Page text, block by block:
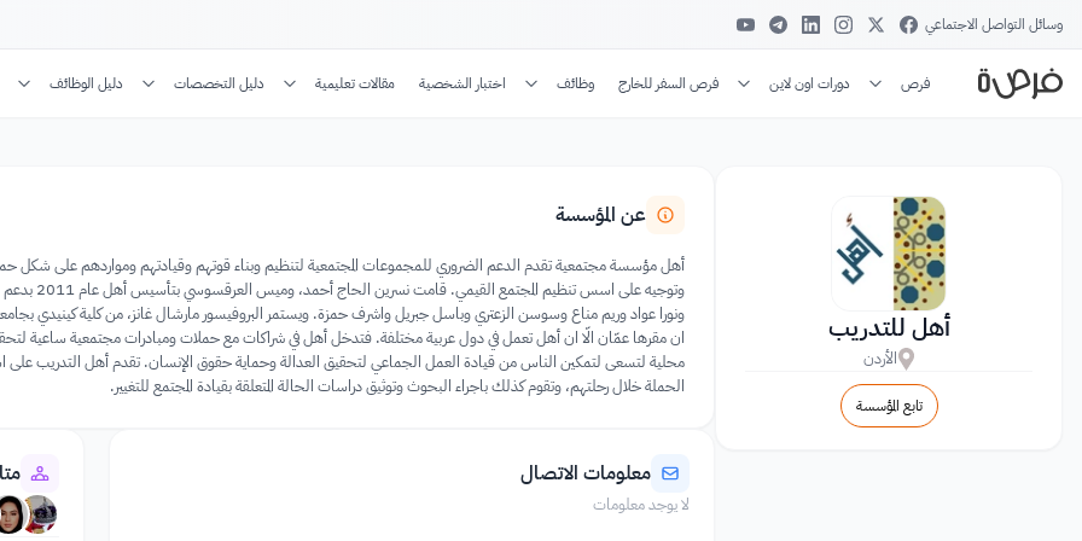
وسائل التواصل الاجتماعي
فرص دورات اون لاين فرص السفر للخارج وظائف اختبار الشخصية مقالات تعليمية دليل التخصصات دليل الوظائف
أهل للتدريب
الأردن
تابع المؤسسة
عن المؤسسة
أهل مؤسسة مجتمعية تقدم الدعم الضروري للمجموعات المجتمعية لتنظيم وبناء قوتهم وقيادتهم ومواردهم على شكل
وتوجيه
ونورا عواد وريم مناع وسوسن الزعتري وباسل جبريل واشرف حمزة. ويستمر البروفيسور مارشال غانز، من كلية كينيدي
ان مقرها عمّان الّا ان أهل تعمل في دول عربية مختلفة. فتدخل أهل في شراكات مع حملات ومبادرات مجتمعية ساعية
محلية لتسعى لتمكين الناس من قيادة العمل الجماعي لتحقيق العدالة وحماية حقوق الإنسان. تقدم أهل التدريب
الحملة خلال رحلتهم، وتقوم كذلك باجراء البحوث وتوثيق دراسات الحالة المتعلقة بقيادة المجتمع للتغيير.
معلومات الاتصال
لا يوجد معلومات